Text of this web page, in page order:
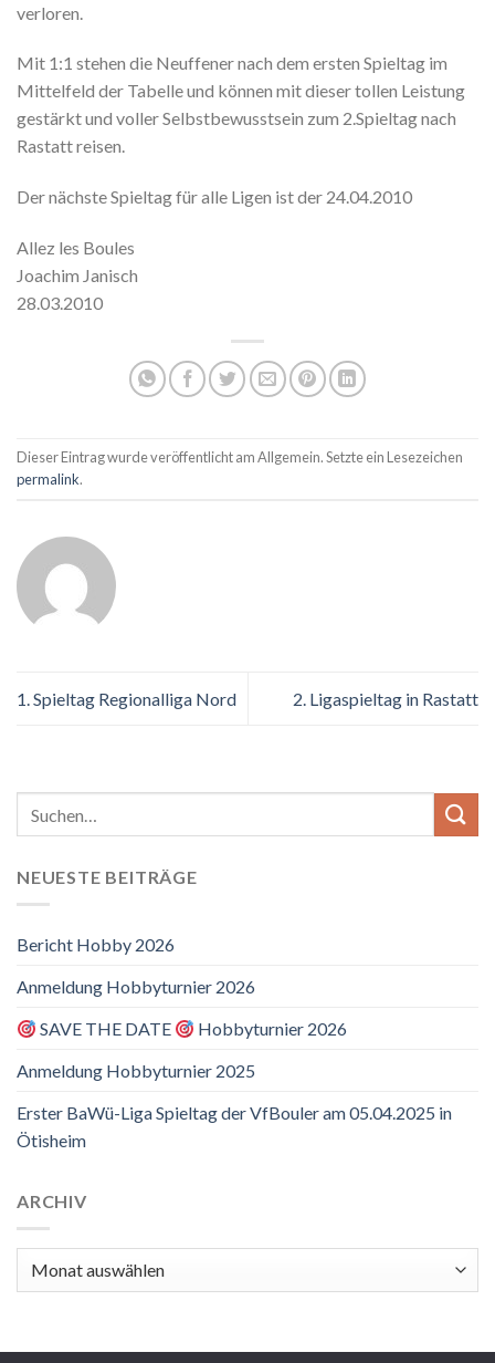
verloren.
Mit 1:1 stehen die Neuffener nach dem ersten Spieltag im
Mittelfeld der Tabelle und können mit dieser tollen Leistung
gestärkt und voller Selbstbewusstsein zum 2.Spieltag nach
Rastatt reisen.
Der nächste Spieltag für alle Ligen ist der 24.04.2010
Allez les Boules
Joachim Janisch
28.03.2010
Dieser Eintrag wurde veröffentlicht am Allgemein. Setzte ein Lesezeichen
permalink.
1. Spieltag Regionalliga Nord 2. Ligaspieltag in Rastatt
NEUESTE BEITRÄGE
Bericht Hobby 2026
Anmeldung Hobbyturnier 2026
SAVE THE DATE
Hobbyturnier 2026
Anmeldung Hobbyturnier 2025
Erster BaWü-Liga Spieltag der VfBouler am 05.04.2025 in
Ötisheim
ARCHIV